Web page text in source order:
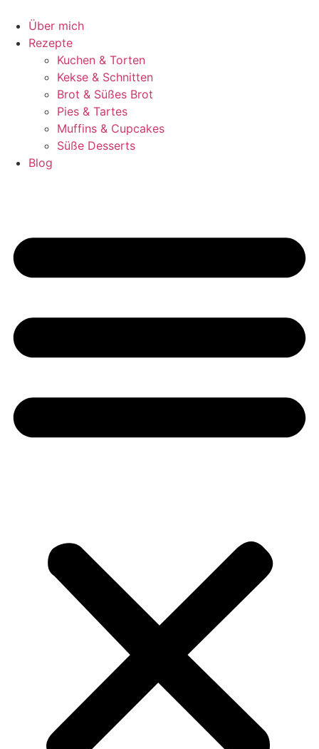
Inhalt
springen
Über mich
Rezepte
Kuchen & Torten
Kekse & Schnitten
Brot & Süßes Brot
Pies & Tartes
Muffins & Cupcakes
Süße Desserts
Blog